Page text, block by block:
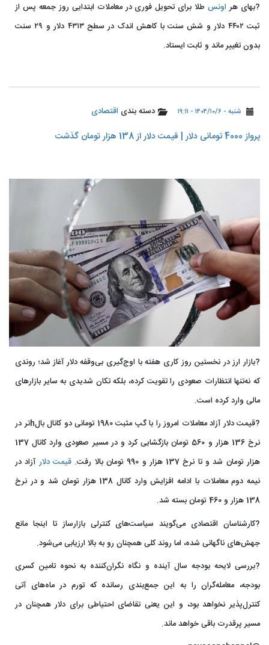
?بهای هراونسطلا برای تحویل فوری در معاملات ابتدایی روز جمعه پس از
ثبت ۴۴۰۲ دلار و شش سنت با کاهش اندک در سطح ۴۳۱۳ دلار و ۲۹ سنت
بدون تغییر ماند و ثابت ایستاد.
شنبه - ۱۴۰۴/۱۰/۶ - ۱۹:۱۱ دسته بندی اقتصادی
پرواز 4000 تومانی دلار | قیمت دلار از 138 هزار تومان گذشت
?️بازار ارز در نخستین روز کاری هفته با اوج‌گیری بی‌وقفه دلار آغاز شد؛ روندی
که نه‌تنها انتظارات صعودی را تقویت کرده، بلکه تکان شدیدی به سایر بازارهای
مالی وارد کرده است.
?️قیمت دلار آزاد معاملات امروز را با گپ مثبت 1980 تومانی دو کانال بالhتر در
نرخ 136 هزار و 560 تومان بازگشایی کرد و در مسیر صعودی وارد کانال 137
هزار تومان شد و تا نرخ 137 هزار و 990 تومان بالا رفت.
قیمت دلارآزاد در
نیمه دوم معاملات با ادامه افزایش وارد کانال 138 هزار تومان شد و در نرخ
138 هزار و 460 تومان بسته شد.
?️کارشناسان اقتصادی می‌گویند سیاست‌های کنترلی بازارساز تا اینجا مانع
جهش‌های ناگهانی شده، اما روند کلی همچنان رو به بالا ارزیابی می‌شود.
?️بررسی لایحه بودجه سال آینده و نگاه نگران‌کننده به نحوه تامین کسری
بودجه، معامله‌گران را به این جمع‌بندی رسانده که تورم در ماه‌های آتی
کنترل‌پذیر نخواهد بود، و این یعنی تقاضای احتیاطی برای دلار همچنان در
مسیر پرقدرت باقی خواهد ماند.